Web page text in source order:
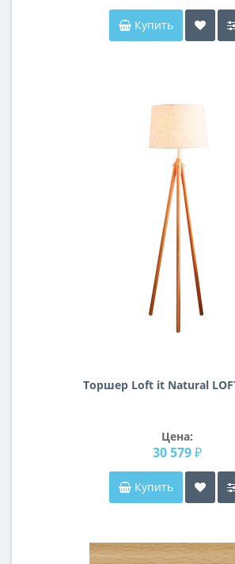
Купить
Торшер Loft it Natural
Цена:
30 579 ₽
Купить